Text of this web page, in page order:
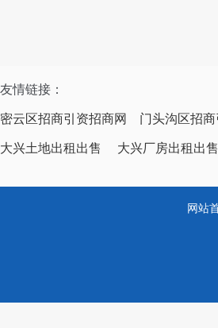
友情链接：
密云区招商引资招商网 门头沟区招
大兴土地出租出售 大兴厂房出租出售
网站